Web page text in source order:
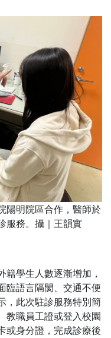
陽明院區合作，醫師於
服務。攝｜王韻實
學生人數逐漸增加，
臨語言隔閡、交通不便
，此次駐診服務特別簡
教職員工證或登入校園
或身分證，完成診療後